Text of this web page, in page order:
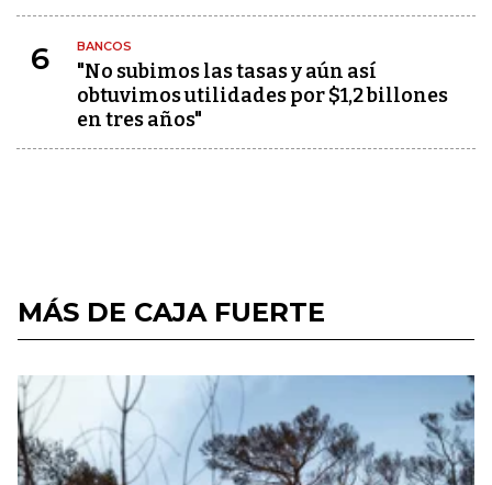
6 BANCOS
"No subimos las tasas y aún así
obtuvimos utilidades por $1,2 billones
en tres años"
MÁS DE CAJA FUERTE